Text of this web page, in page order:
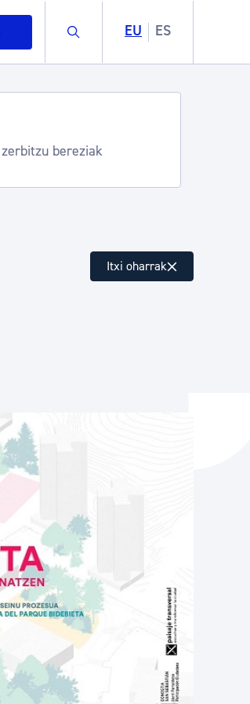
Buscar EU ES
Kultura, San Telmo,
Itxi oharrak